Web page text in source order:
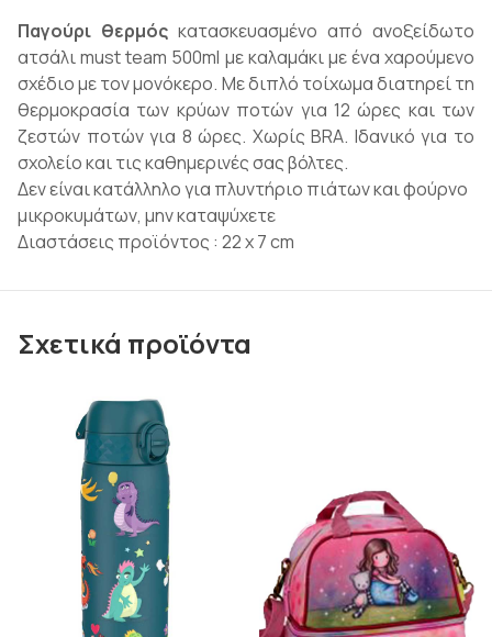
Παγούρι θερμός κατασκευασμένο από ανοξείδωτο
ατσάλι must team 500ml με καλαμάκι με ένα χαρούμενο
σχέδιο με τον μονόκερο. Με διπλό τοίχωμα διατηρεί τη
θερμοκρασία των κρύων ποτών για 12 ώρες και των
ζεστών ποτών για 8 ώρες. Χωρίς BRA. Ιδανικό για το
σχολείο και τις καθημερινές σας βόλτες.
Δεν είναι κατάλληλο για πλυντήριο πιάτων και φούρνο
μικροκυμάτων, μην καταψύχετε
Διαστάσεις προϊόντος : 22 x 7 cm
Σχετικά προϊόντα